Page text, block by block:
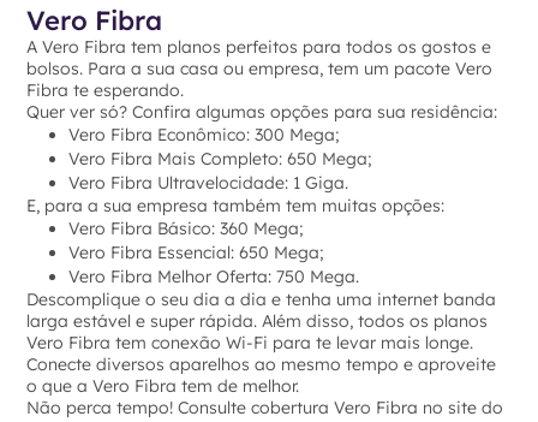
Vero Fibra
A Vero Fibra tem planos perfeitos para todos os gostos e
bolsos. Para a sua casa ou empresa, tem um pacote Vero
Fibra te esperando.
Quer ver só? Confira algumas opções para sua residência:
Vero Fibra Econômico: 300 Mega;
Vero Fibra Mais Completo: 650 Mega;
Vero Fibra Ultravelocidade: 1 Giga.
E, para a sua empresa também tem muitas opções:
Vero Fibra Básico: 360 Mega;
Vero Fibra Essencial: 650 Mega;
Vero Fibra Melhor Oferta: 750 Mega.
Descomplique o seu dia a dia e tenha uma internet banda
larga estável e super rápida. Além disso, todos os planos
Vero Fibra tem conexão Wi-Fi para te levar mais longe.
Conecte diversos aparelhos ao mesmo tempo e aproveite
o que a Vero Fibra tem de melhor.
Não perca tempo! Consulte cobertura Vero Fibra no site do